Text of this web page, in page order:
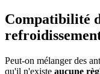
Compatibilité
Peut-on mélanger des
qu'il n'existe aucune